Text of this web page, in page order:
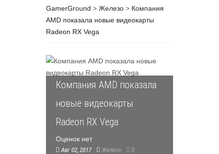
GamerGround > Железо > Компания
AMD показала новые видеокарты
Radeon RX Vega
Компания AMD показала
новые видеокарты
Radeon RX Vega
Оценок нет
Авг 02, 2017 Железо 0